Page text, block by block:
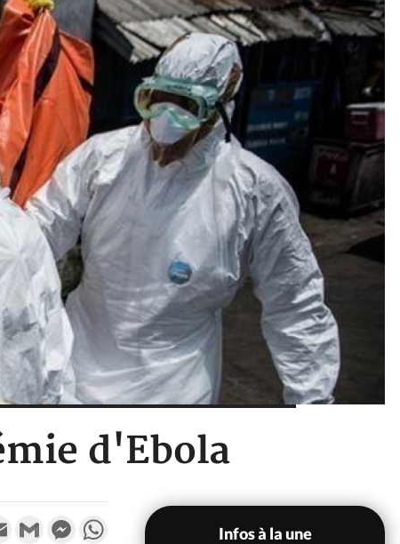
d'Ebola
Email Gmail MessengerWhatsApp
Infos à la une